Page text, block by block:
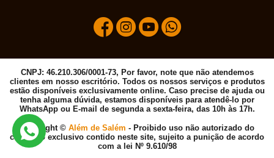
CNPJ: 46.210.306/0001-73, Por favor, note que não atendemos
clientes em nosso escritório. Todos os nossos serviços e produtos
estão disponíveis exclusivamente online. Caso precise de ajuda ou
tenha alguma dúvida, estamos disponíveis para atendê-lo por
WhatsApp ou E-mail de segunda a sexta-feira, das 10h às 17h.
Copyright © Além de Salém - Proibido uso não autorizado do
conteúdo exclusivo contido neste site, sujeito a punição de acordo
com a lei Nº 9.610/98